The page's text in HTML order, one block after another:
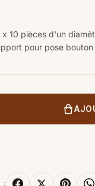
10 pièces d'un
pour pose
: